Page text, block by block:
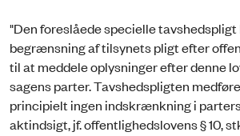
"Den foreslåede specielle tavshedspligt
begrænsning af tilsynets pligt efter
til at meddele oplysninger efter denne
sagens parter. Tavshedspligten
principielt ingen indskrænkning i
aktindsigt, jf. offentlighedslovens § 10,